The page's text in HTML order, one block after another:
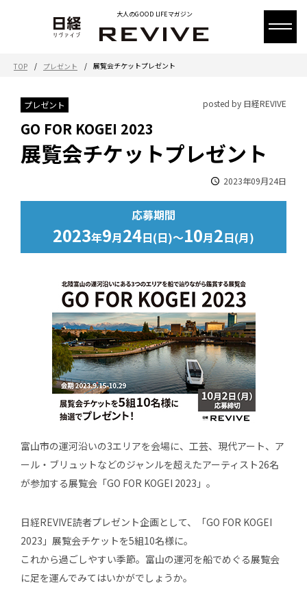
大人のGOOD LIFEマガジン
TOP / プレゼント / 展覧会チケットプレゼント
プレゼント posted by 日経REVIVE
GO FOR KOGEI 2023
展覧会チケットプレゼント
2023年09月24日
応募期間
2023年9月24日(日)～10月2日(月)
富山市の運河沿いの3エリアを会場に、工芸、現代アート、ア
ール・ブリュットなどのジャンルを超えたアーティスト26名
が参加する展覧会「GO FOR KOGEI 2023」。
日経REVIVE読者プレゼント企画として、「GO FOR KOGEI
2023」展覧会チケットを5組10名様に。
これから過ごしやすい季節。富山の運河を船でめぐる展覧会
に足を運んでみてはいかがでしょうか。